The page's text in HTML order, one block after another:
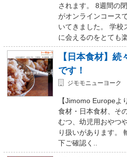
されます。 8週間の
がオンラインコース
いてきました。 学校
に会えるのをとても
【日本食材】続
です！
ジモモニューヨーク
【Jimomo Europe
食材・日本食材、そ
むつ、幼児用おやつ
り扱いがあります。
下ご確認く..